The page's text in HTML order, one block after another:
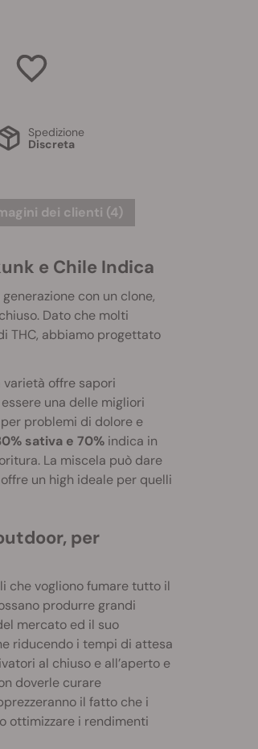
Spedizione
Discreta
dei clienti (4)
e Chile Indica
con un clone,
Dato che molti
THC, abbiamo progettato
varietà offre sapori
una delle migliori
problemi di dolore e
0% sativa e 70%indica in
La miscela può dare
un high ideale per quelli
per
che vogliono fumare tutto il
produrre grandi
mercato ed il suo
riducendo i tempi di attesa
al chiuso e all’aperto e
doverle curare
il fatto che i
ottimizzare i rendimenti